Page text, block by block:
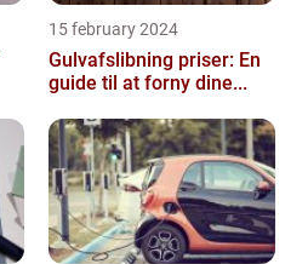
15 february 2024
Gulvafslibning priser: En
guide til at forny dine...